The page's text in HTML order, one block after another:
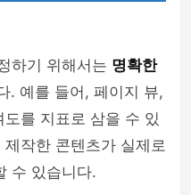
하기 위해서는 명확한
. 예를 들어, 페이지 뷰,
를 지표로 삼을 수 있
작한 콘텐츠가 실제로
수 있습니다.